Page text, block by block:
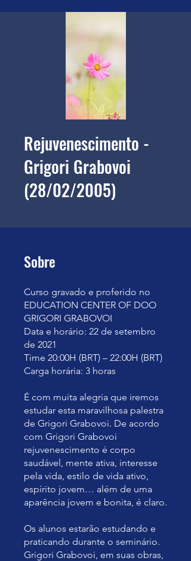
Rejuvenescimento -
Grigori Grabovoi
(28/02/2005)
Sobre
Curso gravado e proferido no
EDUCATION CENTER OF DOO
GRIGORI GRABOVOI
Data e horário: 22 de setembro
de 2021
Time 20:00H (BRT) – 22:00H (BRT)
Carga horária: 3 horas
É com muita alegria que iremos
estudar esta maravilhosa palestra
de Grigori Grabovoi. De acordo
com Grigori Grabovoi
rejuvenescimento é corpo
saudável, mente ativa, interesse
pela vida, estilo de vida ativo,
espírito jovem… além de uma
aparência jovem e bonita, é claro.
Os alunos estarão estudando e
praticando durante o seminário.
Grigori Grabovoi, em suas obras,